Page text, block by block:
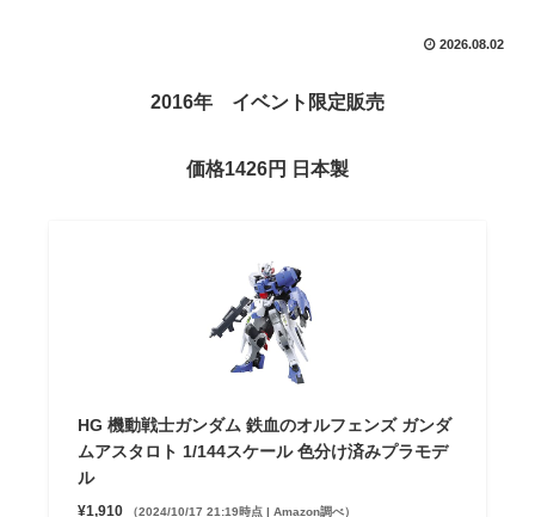
2026.08.02
2016年 イベント限定販売
価格1426円 日本製
HG 機動戦士ガンダム 鉄血のオルフェンズ ガンダ
ムアスタロト 1/144スケール 色分け済みプラモデ
ル
¥1,910 （2024/10/17 21:19時点 | Amazon調べ）